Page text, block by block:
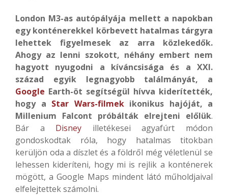
London M3-as autópályája mellett a napokban
egy konténerekkel körbevett hatalmas tárgyra
lehettek figyelmesek az arra közlekedők.
Ahogy az lenni szokott, néhány embert nem
hagyott nyugodni a kíváncsisága és a XXI.
század egyik legnagyobb találmányát, a
Google Earth-öt segítségül hívva kiderítették,
hogy a Star Wars-filmekikonikus hajóját, a
Millenium Falcont próbálták elrejteni előlük.
Bár a Disney illetékesei agyafúrt módon
gondoskodtak róla, hogy hatalmas titokban
kerüljön oda a díszlet és a földről még véletlenül se
lehessen kideríteni, hogy mi is rejlik a konténerek
mögött, a Google Maps mindent látó műholdjaival
elfelejtettek számolni.